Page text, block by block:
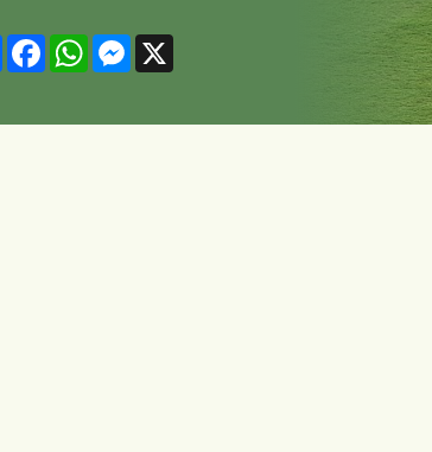
ShareFacebookWhatsAppMessenger
X